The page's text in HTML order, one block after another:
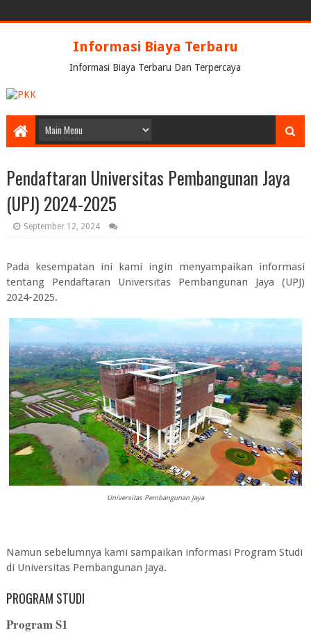
Informasi Biaya Terbaru
Informasi Biaya Terbaru Dan Terpercaya
Pendaftaran Universitas Pembangunan Jaya
(UPJ) 2024-2025
September 12, 2024
Pada kesempatan ini kami ingin menyampaikan informasi
tentang Pendaftaran Universitas Pembangunan Jaya (UPJ)
2024-2025.
Universitas Pembangunan Jaya
Namun sebelumnya kami sampaikan informasi Program Studi
di Universitas Pembangunan Jaya.
PROGRAM STUDI
Program S1